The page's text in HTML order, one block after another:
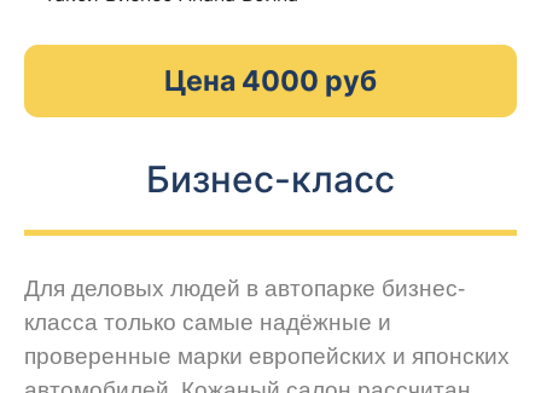
Цена 4000 руб
Бизнес-класс
Для деловых людей в автопарке бизнес-
класса только самые надёжные и
проверенные марки европейских и японских